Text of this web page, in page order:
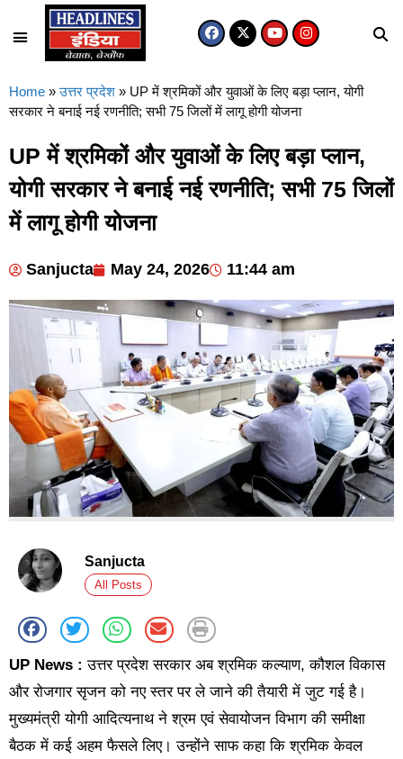
Home » उत्तर प्रदेश » UP में श्रमिकों और युवाओं के लिए बड़ा प्लान, योगी
सरकार ने बनाई नई रणनीति; सभी 75 जिलों में लागू होगी योजना
UP में श्रमिकों और युवाओं के लिए बड़ा प्लान,
योगी सरकार ने बनाई नई रणनीति; सभी 75 जिलों
में लागू होगी योजना
Sanjucta May 24, 2026 11:44 am
Sanjucta
All Posts
UP News : उत्तर प्रदेश सरकार अब श्रमिक कल्याण, कौशल विकास
और रोजगार सृजन को नए स्तर पर ले जाने की तैयारी में जुट गई है।
मुख्यमंत्री योगी आदित्यनाथ ने श्रम एवं सेवायोजन विभाग की समीक्षा
बैठक में कई अहम फैसले लिए। उन्होंने साफ कहा कि श्रमिक केवल